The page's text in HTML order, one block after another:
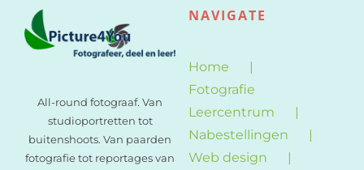
All-round fotograaf. Van
studioportretten tot
buitenshoots. Van paarden
fotografie tot reportages van
NAVIGATE
Home
Fotografie
Leercentrum
Nabestellingen
Web design